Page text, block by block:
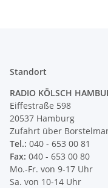
Standort
RADIO KÖLSCH
Eiffestraße 598
20537 Hamburg
Zufahrt über
Tel.: 040 - 653 00 81
Fax: 040 - 653 00 80
Mo.-Fr. von 9-17 Uhr
Sa. von 10-14 Uhr